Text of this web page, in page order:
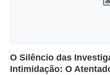
O Silêncio das
Intimidação: O